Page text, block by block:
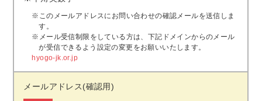
※このメールアドレスにお問い合わせの確認メールを送信しま
す。
※メール受信制限をしている方は、下記ドメインからのメール
が受信できるよう設定の変更をお願いいたします。
hyogo-jk.or.jp
メールアドレス(確認用)